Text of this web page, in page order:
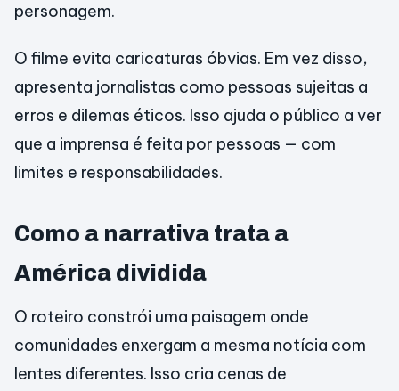
personagem.
O filme evita caricaturas óbvias. Em vez disso,
apresenta jornalistas como pessoas sujeitas a
erros e dilemas éticos. Isso ajuda o público a ver
que a imprensa é feita por pessoas — com
limites e responsabilidades.
Como a narrativa trata a
América dividida
O roteiro constrói uma paisagem onde
comunidades enxergam a mesma notícia com
lentes diferentes. Isso cria cenas de